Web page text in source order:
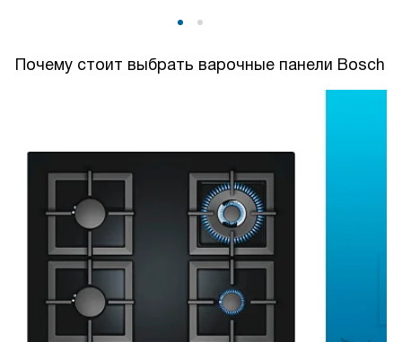
Почему стоит выбрать варочные панели Bosch